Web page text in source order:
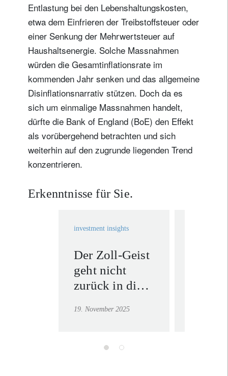
Entlastung bei den Lebenshaltungskosten,
etwa dem Einfrieren der Treibstoffsteuer oder
einer Senkung der Mehrwertsteuer auf
Haushaltsenergie. Solche Massnahmen
würden die Gesamtinflationsrate im
kommenden Jahr senken und das allgemeine
Disinflationsnarrativ stützen. Doch da es
sich um einmalige Massnahmen handelt,
dürfte die Bank of England (BoE) den Effekt
als vorübergehend betrachten und sich
weiterhin auf den zugrunde liegenden Trend
konzentrieren.
Erkenntnisse für Sie.
investment insights
Der Zoll-Geist
geht nicht
zurück in die
19. November 2025